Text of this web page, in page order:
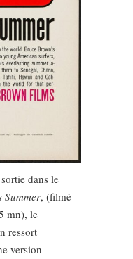
dans le
Summer, (filmé
mn), le
ressort
version